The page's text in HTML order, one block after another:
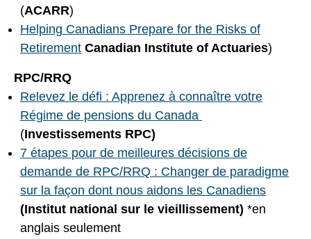
(ACARR)
Helping Canadians Prepare for the Risks of
Retirement Canadian Institute of Actuaries)
RPC/RRQ
Relevez le défi : Apprenez à connaître votre
Régime de pensions du Canada
(Investissements RPC)
7 étapes pour de meilleures décisions de
demande de RPC/RRQ : Changer de paradigme
sur la façon dont nous aidons les Canadiens
(Institut national sur le vieillissement) *en
anglais seulement